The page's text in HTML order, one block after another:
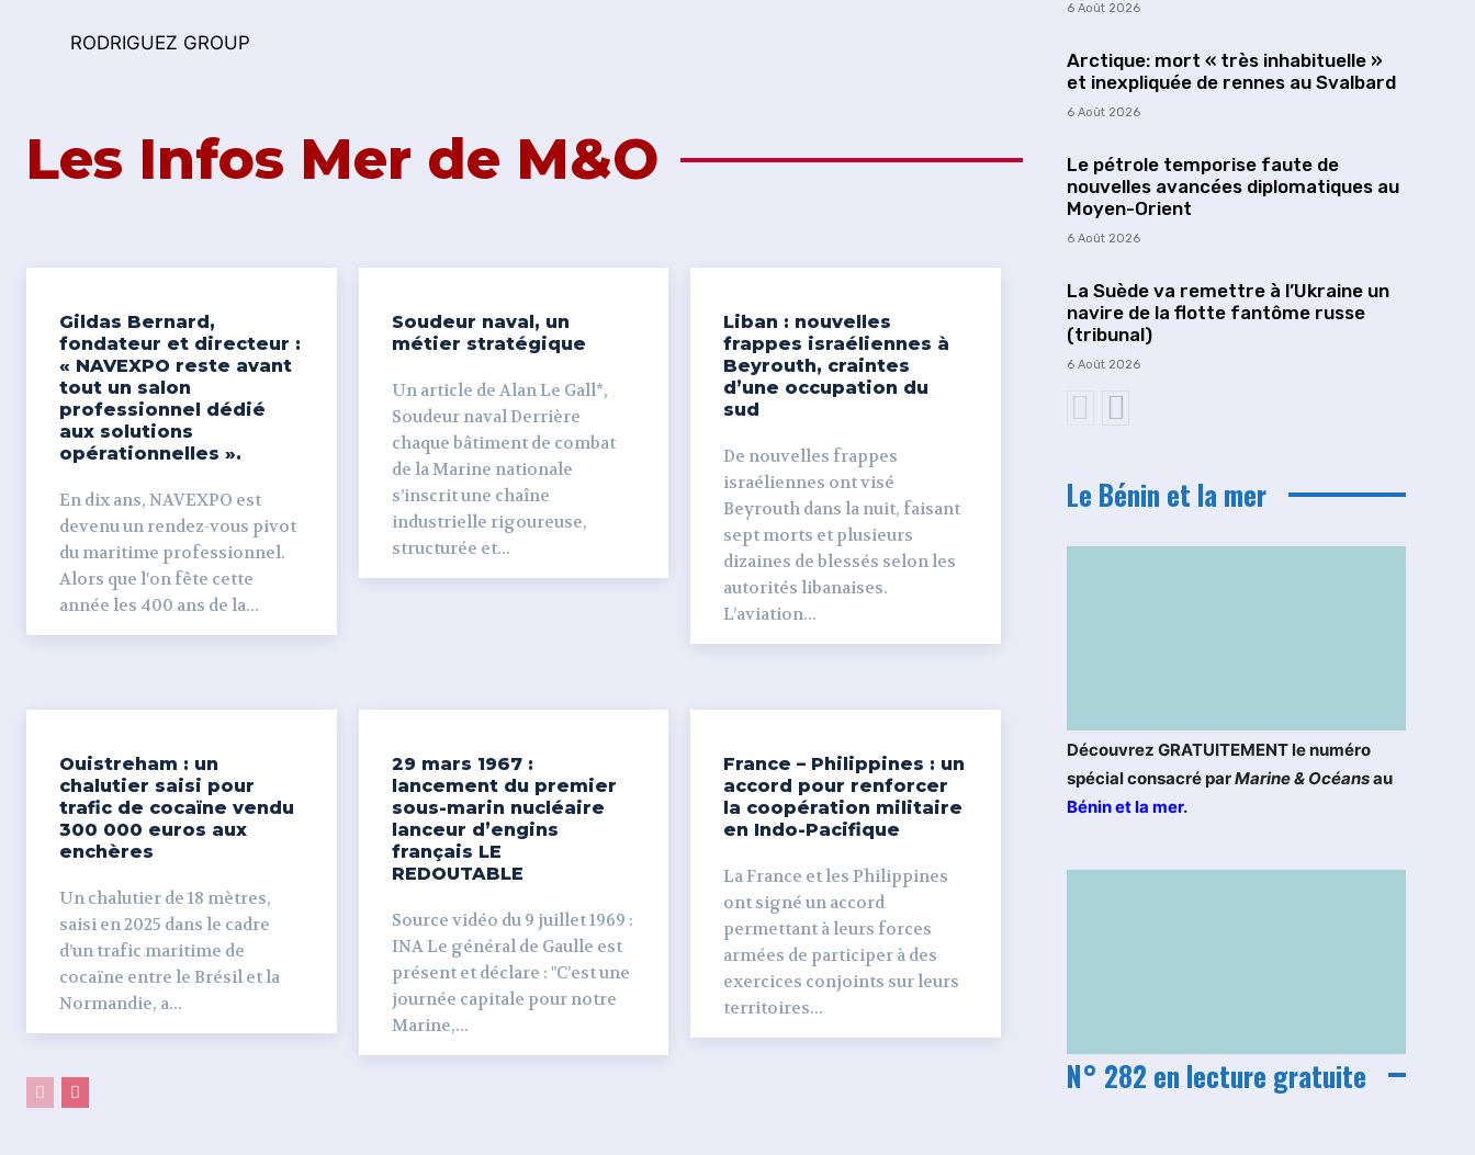
RODRIGUEZ GROUP
Les Infos Mer de M&O
Gildas Bernard,
fondateur et directeur :
« NAVEXPO reste avant
tout un salon
professionnel dédié
aux solutions
opérationnelles ».
En dix ans, NAVEXPO est
devenu un rendez-vous pivot
du maritime professionnel.
Alors que l'on fête cette
année les 400 ans de la...
Soudeur naval, un
métier stratégique
Un article de Alan Le Gall*,
Soudeur naval Derrière
chaque bâtiment de combat
de la Marine nationale
s’inscrit une chaîne
industrielle rigoureuse,
structurée et...
Liban : nouvelles
frappes israéliennes à
Beyrouth, craintes
d’une occupation du
sud
De nouvelles frappes
israéliennes ont visé
Beyrouth dans la nuit, faisant
sept morts et plusieurs
dizaines de blessés selon les
autorités libanaises.
L’aviation...
Ouistreham : un
chalutier saisi pour
trafic de cocaïne vendu
300 000 euros aux
enchères
Un chalutier de 18 mètres,
saisi en 2025 dans le cadre
d’un trafic maritime de
cocaïne entre le Brésil et la
Normandie, a...
29 mars 1967 :
lancement du premier
sous-marin nucléaire
lanceur d’engins
français LE
REDOUTABLE
Source vidéo du 9 juillet 1969 :
INA Le général de Gaulle est
présent et déclare : "C’est une
journée capitale pour notre
Marine,...
France – Philippines : un
accord pour renforcer
la coopération militaire
en Indo-Pacifique
La France et les Philippines
ont signé un accord
permettant à leurs forces
armées de participer à des
exercices conjoints sur leurs
territoires...
6 Août 2026
Arctique: mort « très inhabituelle »
et inexpliquée de rennes au Svalbard
6 Août 2026
Le pétrole temporise faute de
nouvelles avancées diplomatiques au
Moyen-Orient
6 Août 2026
La Suède va remettre à l’Ukraine un
navire de la flotte fantôme russe
(tribunal)
6 Août 2026
Le Bénin et la mer
Découvrez GRATUITEMENT le numéro
spécial consacré parMarine & Océansau
Bénin et la mer.
N° 282 en lecture gratuite